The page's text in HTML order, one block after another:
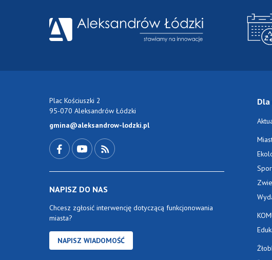
Plac Kościuszki 2
95-070 Aleksandrów Łódzki
gmina@aleksandrow-lodzki.pl
NAPISZ DO NAS
Chcesz zgłosić interwencję dotyczącą funkcjonowania
miasta?
NAPISZ WIADOMOŚĆ
Dla